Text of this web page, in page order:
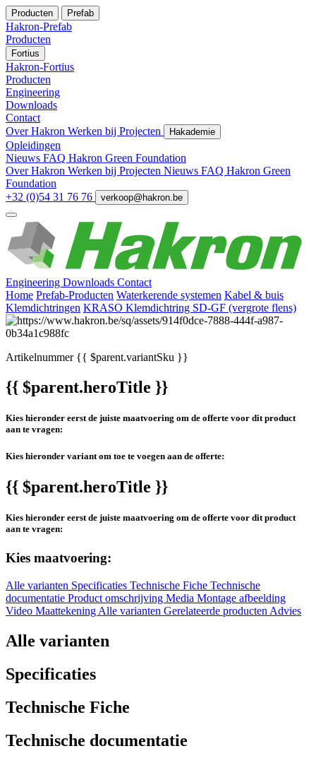
Producten Prefab
Hakron-Prefab
Producten
Fortius
Hakron-Fortius
Producten
Engineering
Downloads
Contact
Over Hakron Werken bij Projecten Hakademie
Opleidingen
Nieuws FAQ Hakron Green Foundation
Over Hakron Werken bij Projecten Nieuws FAQ Hakron Green
Foundation
+32 (0)54 31 76 76
verkoop@hakron.be
Engineering Downloads Contact
Home Prefab-Producten Waterkerende systemen Kabel & buis
Klemdichtringen KRASO Klemdichtring SD-GF (vergrote flens)
Artikelnummer{{ $parent.variantSku }}
{{ $parent.heroTitle }}
Kies hieronder eerst de juiste maatvoering om de offerte voor dit product
aan te vragen:
Kies hieronder variant om toe te voegen aan de offerte:
{{ $parent.heroTitle }}
Kies hieronder eerst de juiste maatvoering om de offerte voor dit product
aan te vragen:
Kies maatvoering:
Alle varianten Specificaties Technische Fiche Technische
documentatie Product omschrijving Media Montage afbeelding
Video Maattekening Alle varianten Gerelateerde producten Advies
Alle varianten
Specificaties
Technische Fiche
Technische documentatie